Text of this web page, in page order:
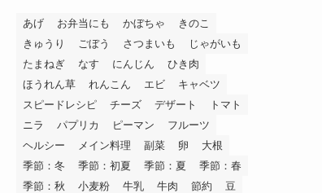
あげ お弁当にも かぼちゃ
きのこ
きゅうり
ごぼう さつまいも
じゃがいも
たまねぎ
なす にんじん
ひき肉
ほうれん草
れんこん エビ
キャベツ
スピードレシピ
チーズ デザート
トマト
ニラ
パプリカ ピーマン
フルーツ
ヘルシー
メイン料理 副菜 卵
大根
季節：冬
季節：初夏 季節：夏
季節：春
季節：秋
小麦粉 牛乳 牛肉 節約
豆